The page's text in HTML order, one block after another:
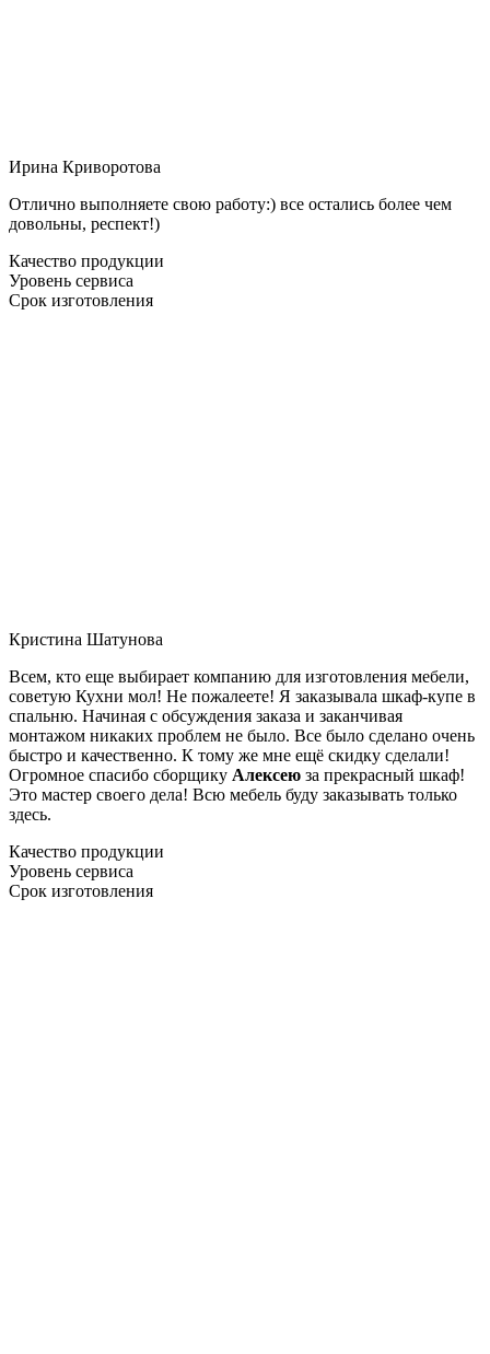
Ирина Криворотова
Отлично выполняете свою работу:) все остались более чем
довольны, респект!)
Качество продукции
Уровень сервиса
Срок изготовления
Кристина Шатунова
Всем, кто еще выбирает компанию для изготовления мебели,
советую Кухни мол! Не пожалеете! Я заказывала шкаф-купе в
спальню. Начиная с обсуждения заказа и заканчивая
монтажом никаких проблем не было. Все было сделано очень
быстро и качественно. К тому же мне ещё скидку сделали!
Огромное спасибо сборщику Алексею за прекрасный шкаф!
Это мастер своего дела! Всю мебель буду заказывать только
здесь.
Качество продукции
Уровень сервиса
Срок изготовления